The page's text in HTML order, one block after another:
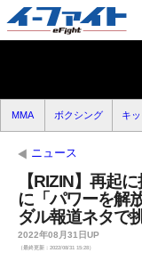
MMA ボクシング キッ
ニュース
【RIZIN】再起
に「パワーを解
ダル報道ネタで
2022年08月31日UP
（最終更新：2022/08/31 15:28）